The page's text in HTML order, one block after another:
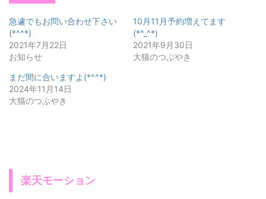
急遽でもお問い合わせ下さい
(*^^*)
2021年7月22日
お知らせ
10月11月予約増えてます
(*^_^*)
2021年9月30日
大猫のつぶやき
まだ間に合いますよ(*^^*)
2024年11月14日
大猫のつぶやき
楽天モーション